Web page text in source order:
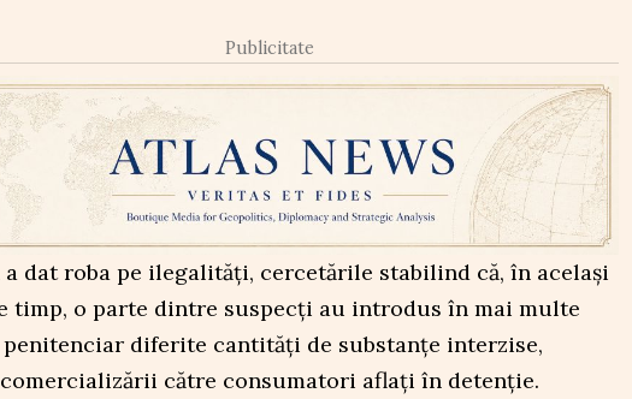
Publicitate
a dat roba pe ilegalități, cercetările stabilind că, în același
timp, o parte dintre suspecți au introdus în mai multe
diferite cantități de substanțe interzise,
către consumatori aflați în detenție.